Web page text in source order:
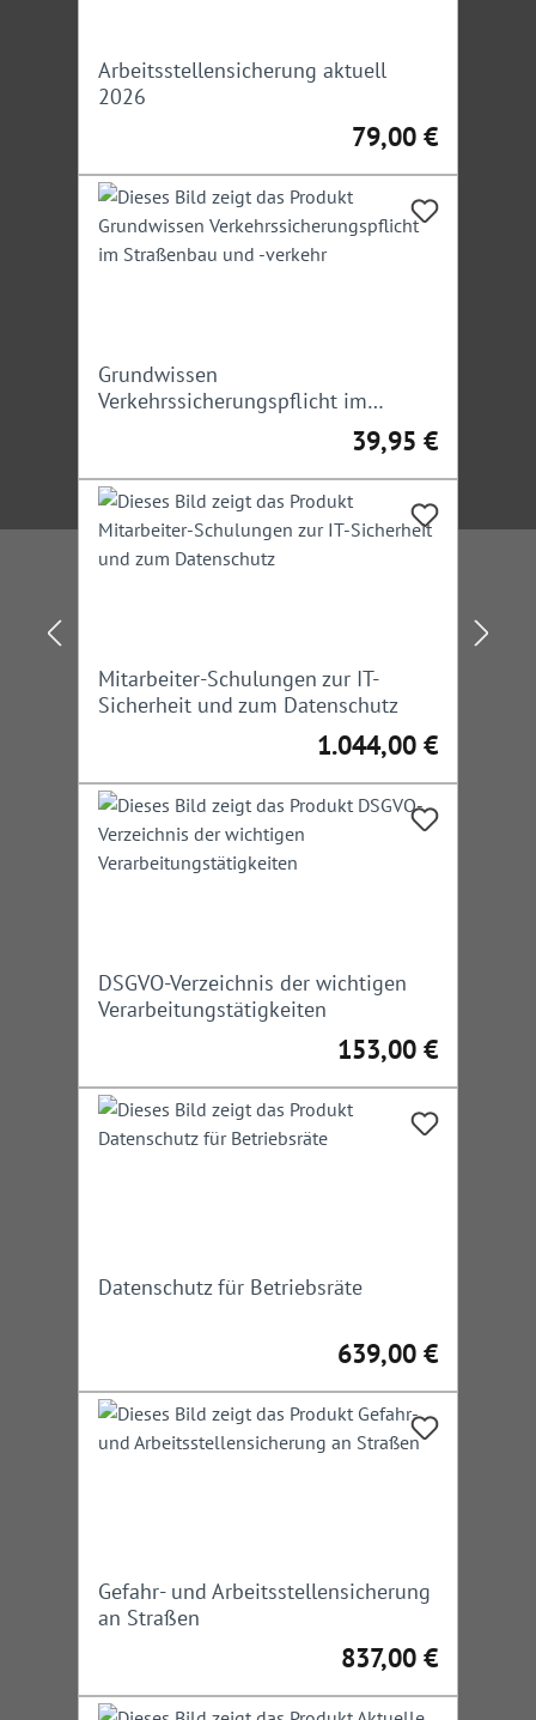
Arbeitsstellensicherung aktuell
2026
Regulärer Preis:
79,00 €
Grundwissen
Verkehrssicherungspflicht im
Regulärer Preis:
39,95 €
Mitarbeiter-Schulungen zur IT-
Sicherheit und zum Datenschutz
Regulärer Preis:
1.044,00 €
DSGVO-Verzeichnis der wichtigen
Verarbeitungstätigkeiten
Regulärer Preis:
153,00 €
Datenschutz für Betriebsräte
Regulärer Preis:
639,00 €
Gefahr- und Arbeitsstellensicherung
an Straßen
Regulärer Preis:
837,00 €